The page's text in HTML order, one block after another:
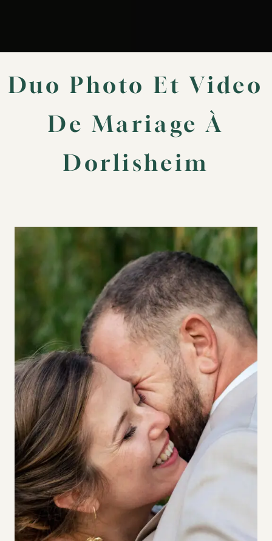
Duo Photo Et Video
De Mariage À
Dorlisheim